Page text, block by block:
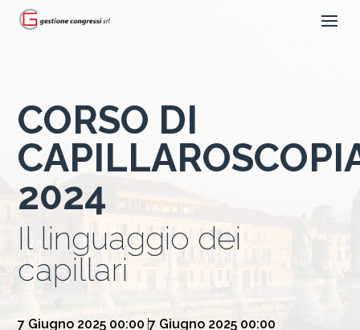
CORSO DI
2024
Il linguaggio dei
capillari
7 Giugno 2025 00:00 7 Giugno 2025 00:00